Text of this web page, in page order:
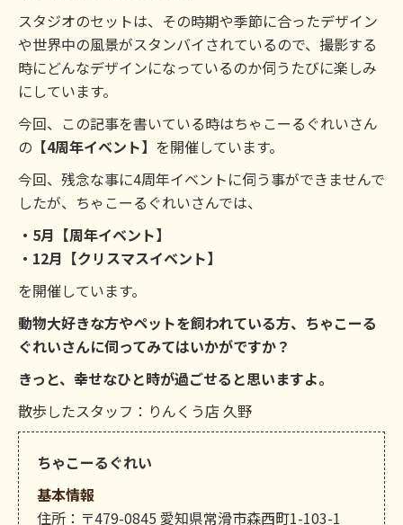
スタジオのセットは、その時期や季節に合ったデザイン
や世界中の風景がスタンバイされているので、撮影する
時にどんなデザインになっているのか伺うたびに楽しみ
にしています。
今回、この記事を書いている時はちゃこーるぐれいさん
の 【4周年イベント】 を開催しています。
今回、残念な事に4周年イベントに伺う事ができませんで
したが、ちゃこーるぐれいさんでは、
・5月【周年イベント】
・12月【クリスマスイベント】
を開催しています。
動物大好きな方やペットを飼われている方、ちゃこーる
ぐれいさんに伺ってみてはいかがですか？
きっと、幸せなひと時が過ごせると思いますよ。
散歩したスタッフ：りんくう店 久野
ちゃこーるぐれい
基本情報
住所：〒479-0845 愛知県常滑市森西町1-103-1